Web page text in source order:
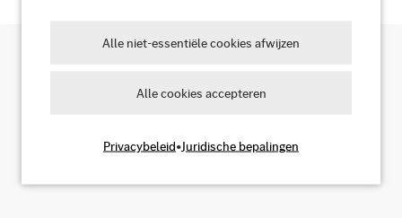
Zoek naar oplaadpunten
Alle niet-essentiële cookies afwijzen
Alle cookies accepteren
Privacybeleid•Juridische bepalingen